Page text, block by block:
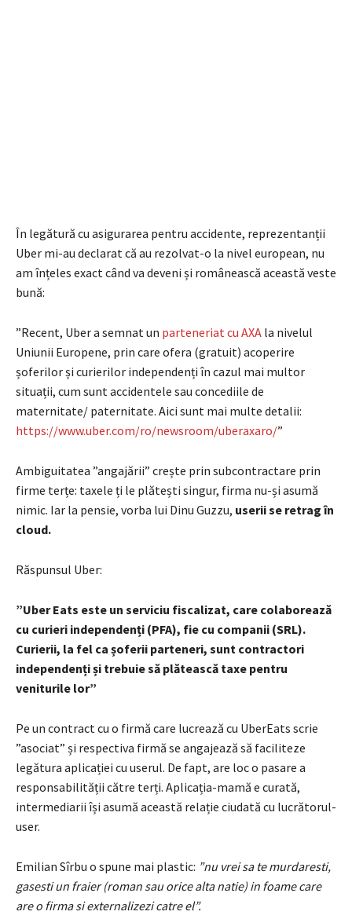
În legătură cu asigurarea pentru accidente, reprezentanții
Uber mi-au declarat că au rezolvat-o la nivel european, nu
am înțeles exact când va deveni și românească această veste
bună:
”Recent, Ubera semnat un parteneriat cu AXA la nivelul
Uniunii Europene, prin care ofera (gratuit) acoperire
șoferilor și curierilor independenți în cazul mai multor
situații, cum sunt accidentele sau concediile de
maternitate/ paternitate. Aici sunt mai multe detalii:
https://www.uber.com/ro/newsroom/uberaxaro/”
Ambiguitatea ”angajării” crește prin subcontractare prin
firme terțe: taxele ți le plătești singur, firma nu-și asumă
nimic. Iar la pensie, vorba lui Dinu Guzzu, userii se retrag în
cloud.
Răspunsul Uber:
”Uber Eats este un serviciu fiscalizat, care colaborează
cu curieri independenți (PFA), fie cu companii (SRL).
Curierii, la fel ca șoferii parteneri, sunt contractori
independenți și trebuie să plătească taxe pentru
veniturile lor”
Pe un contract cu o firmă care lucrează cu UberEats scrie
”asociat” și respectiva firmă se angajează să faciliteze
legătura aplicației cu userul. De fapt, are loc o pasare a
responsabilității către terți. Aplicația-mamă e curată,
intermediarii își asumă această relație ciudată cu lucrătorul-
user.
Emilian Sîrbu o spune mai plastic: ”nu vrei sa te murdaresti,
gasesti un fraier (roman sau orice alta natie) in foame care
are o firma si externalizezi catre el”.